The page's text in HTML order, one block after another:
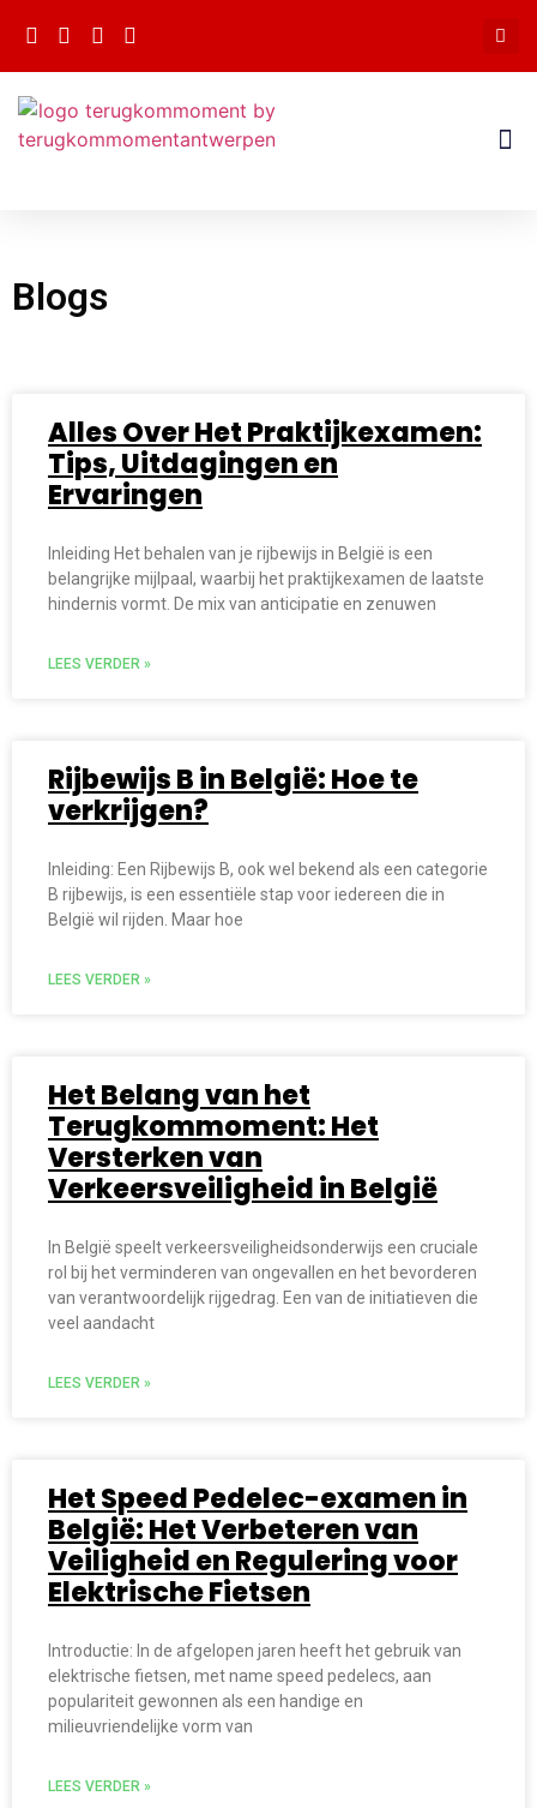
Blogs
Alles Over Het Praktijkexamen:
Tips, Uitdagingen en
Ervaringen
Inleiding Het behalen van je rijbewijs in België is een
belangrijke mijlpaal, waarbij het praktijkexamen de laatste
hindernis vormt. De mix van anticipatie en zenuwen
LEES VERDER »
Rijbewijs B in België: Hoe te
verkrijgen?
Inleiding: Een Rijbewijs B, ook wel bekend als een categorie
B rijbewijs, is een essentiële stap voor iedereen die in
België wil rijden. Maar hoe
LEES VERDER »
Het Belang van het
Terugkommoment: Het
Versterken van
Verkeersveiligheid in België
In België speelt verkeersveiligheidsonderwijs een cruciale
rol bij het verminderen van ongevallen en het bevorderen
van verantwoordelijk rijgedrag. Een van de initiatieven die
veel aandacht
LEES VERDER »
Het Speed Pedelec-examen in
België: Het Verbeteren van
Veiligheid en Regulering voor
Elektrische Fietsen
Introductie: In de afgelopen jaren heeft het gebruik van
elektrische fietsen, met name speed pedelecs, aan
populariteit gewonnen als een handige en
milieuvriendelijke vorm van
LEES VERDER »